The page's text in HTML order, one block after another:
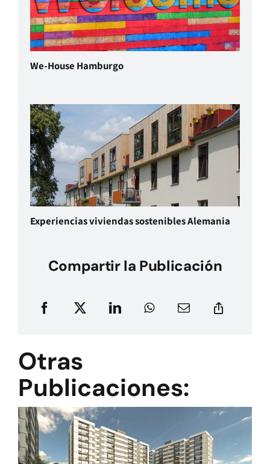
We-House Hamburgo
Experiencias viviendas sostenibles Alemania
Compartir la Publicación
Otras
Publicaciones: